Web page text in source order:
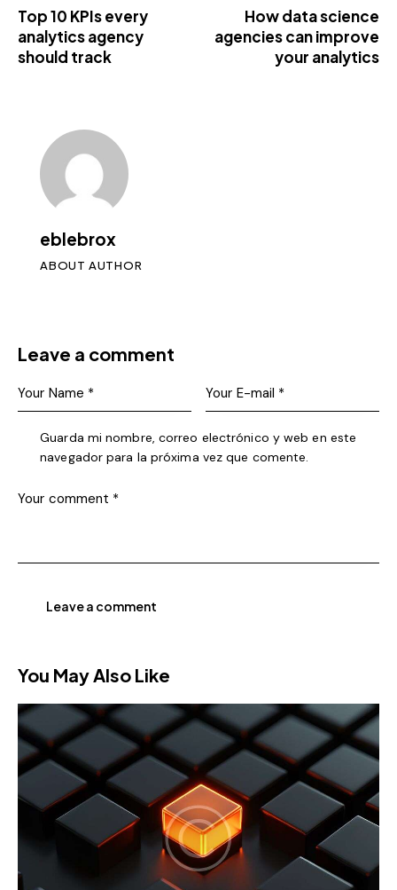
Top 10 KPIs every
analytics agency
should track
How data science
agencies can improve
your analytics
eblebrox
ABOUT AUTHOR
Leave a comment
Guarda mi nombre, correo electrónico y web en este
navegador para la próxima vez que comente.
You May Also Like